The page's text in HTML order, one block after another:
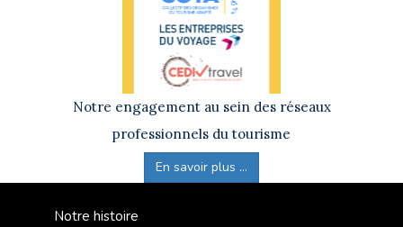
Notre engagement au sein des réseaux
professionnels du tourisme
En savoir plus ...
Notre histoire